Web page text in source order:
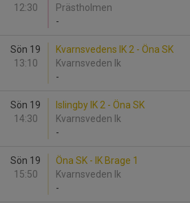
12:30
Prästholmen
-
Sön 19
13:10
Kvarnsvedens IK 2 - Öna SK
Kvarnsveden Ik
-
Sön 19
14:30
Islingby IK 2 - Öna SK
Kvarnsveden Ik
-
Sön 19
15:50
Öna SK - IK Brage 1
Kvarnsveden Ik
-